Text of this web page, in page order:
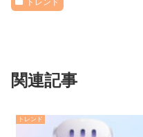
関連記事
トレンド